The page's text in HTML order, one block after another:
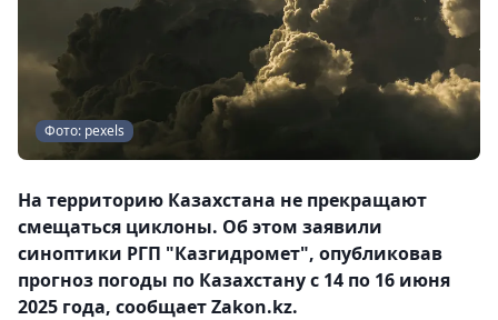
Фото: pexels
На территорию Казахстана не прекращают
смещаться циклоны. Об этом заявили
синоптики РГП "Казгидромет", опубликовав
прогноз погоды по Казахстану с 14 по 16 июня
2025 года, сообщает Zakon.kz.